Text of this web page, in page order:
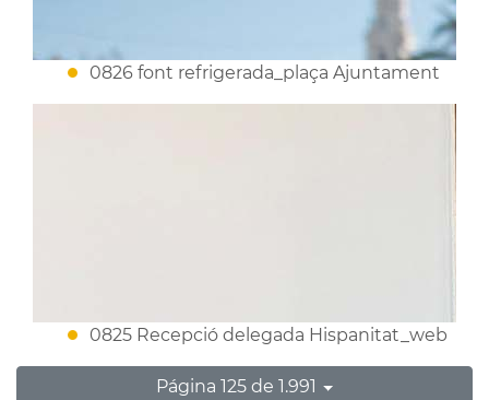
0826 font refrigerada_plaça Ajuntament
0825 Recepció delegada Hispanitat_web
Página 125 de 1.991